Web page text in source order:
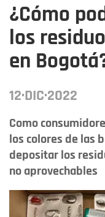
¿Cómo
los
en
12·DIC·2022
Como
los colores de las
depositar los
no aprovechables